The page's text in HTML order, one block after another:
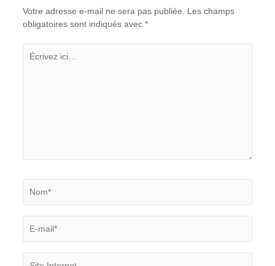
Votre adresse e-mail ne sera pas publiée. Les champs
obligatoires sont indiqués avec *
ici…
mail*